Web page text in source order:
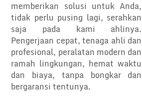
memberikan solusi untuk Anda,
tidak perlu pusing lagi, serahkan
saja pada kami ahlinya.
Pengerjaan cepat, tenaga ahli dan
profesional, peralatan modern dan
ramah lingkungan, hemat waktu
dan biaya, tanpa bongkar dan
bergaransi tentunya.